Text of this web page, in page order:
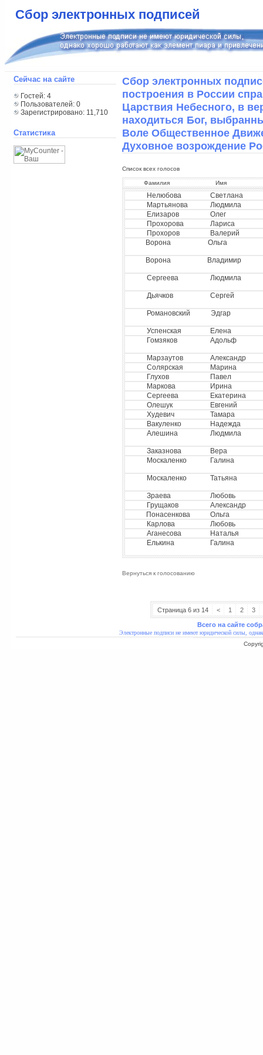
Сбор электронных подписей
Сейчас на сайте
Гостей: 4
Пользователей: 0
Зарегистрировано: 11,710
Статистика
Сбор электронных
построения в России
Царствия Небесного, в
находиться Бог,
Воле Общественное
Духовное возрождение
Список всех голосов
Фамилия Имя
Нелюбова
Светлана
Мартьянова
Людмила
Елизаров
Олег
Прохорова
Лариса
Прохоров
Валерий
Ворона
Ольга
Ворона Владимир
Сергеева Людмила
Дьячков Сергей
Романовский Эдгар
Успенская
Елена
Гомзяков
Адольф
Марзаутов
Александр
Солярская
Марина
Глухов
Павел
Маркова
Ирина
Сергеева
Екатерина
Олешук
Евгений
Худевич
Тамара
Вакуленко
Надежда
Алешина
Людмила
Заказнова
Вера
Москаленко
Галина
Москаленко Татьяна
Зраева
Любовь
Грущаков
Александр
Понасенкова
Ольга
Карлова
Любовь
Аганесова
Наталья
Елькина
Галина
Вернуться к голосованию
Страница 6 из 14 < 1 2 3
Всего на сайте
Электронные подписи не имеют юридической силы,